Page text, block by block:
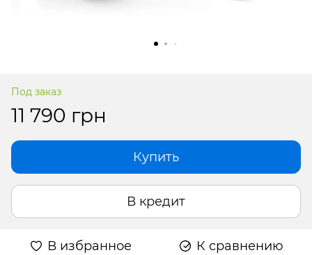
Под заказ
11 790 грн
Купить
В кредит
В избранное К сравнению